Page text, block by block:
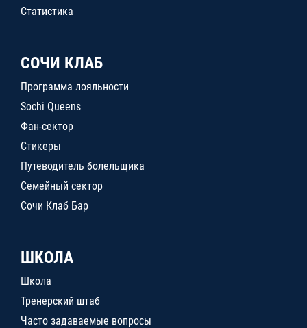
Статистика
СОЧИ КЛАБ
Программа лояльности
Sochi Queens
Фан-сектор
Стикеры
Путеводитель болельщика
Семейный сектор
Сочи Клаб Бар
ШКОЛА
Школа
Тренерский штаб
Часто задаваемые вопросы